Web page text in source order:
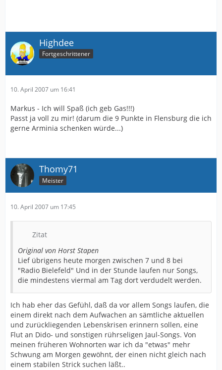
Highdee
Fortgeschrittener
10. April 2007 um 16:41
Markus - Ich will Spaß (ich geb Gas!!!)
Passt ja voll zu mir! (darum die 9 Punkte in Flensburg die ich
gerne Arminia schenken würde...)
Thomy71
Meister
10. April 2007 um 17:45
Zitat
Original von Horst Stapen
Lief übrigens heute morgen zwischen 7 und 8 bei
"Radio Bielefeld" Und in der Stunde laufen nur Songs,
die mindestens viermal am Tag dort verdudelt werden.
Ich hab eher das Gefühl, daß da vor allem Songs laufen, die
einem direkt nach dem Aufwachen an sämtliche aktuellen
und zurückliegenden Lebenskrisen erinnern sollen, eine
Flut an Dido- und sonstigen rührseligen Jaul-Songs. Von
meinen früheren Wohnorten war ich da "etwas" mehr
Schwung am Morgen gewöhnt, der einen nicht gleich nach
einem stabilen Strick suchen läßt..